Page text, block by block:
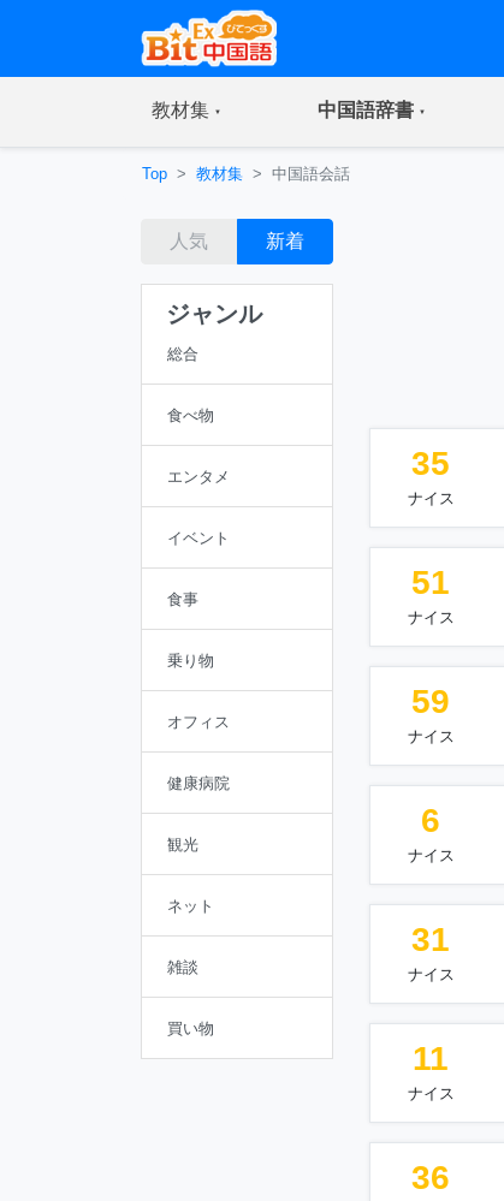
教材集(current) 中国語辞書(current)
Top 教材集 中国語会話
人気 新着
ジャンル
総合
食べ物
エンタメ
イベント
食事
乗り物
オフィス
健康病院
観光
ネット
雑談
買い物
35
ナイス
51
ナイス
59
ナイス
6
ナイス
31
ナイス
11
ナイス
36